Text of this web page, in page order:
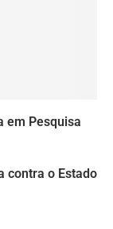
em Pesquisa
contra o Estado